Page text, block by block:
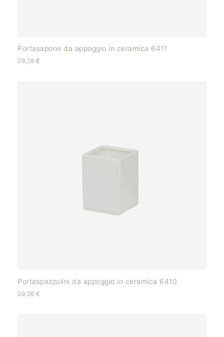
Portasapone da appoggio in ceramica 6411
29,28 €
Portaspazzolini da appoggio in ceramica 6410
29,28 €